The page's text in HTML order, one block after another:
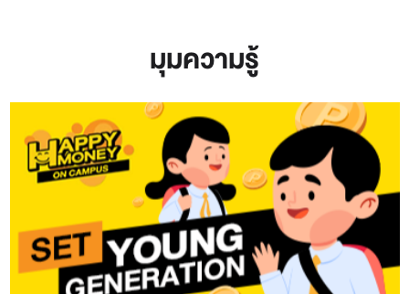
มุมความรู้